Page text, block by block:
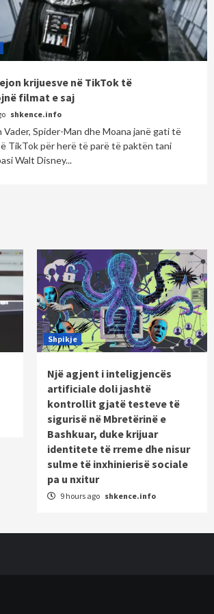
krijuesve në TikTok të
filmat e saj
shkence.info
Vader, Spider-Man dhe Moana janë gati të
TikTok për herë të parë të paktën tani
Walt Disney...
Shpikje
Një agjent i inteligjencës
artificiale doli jashtë
kontrollit gjatë testeve të
sigurisë në Mbretërinë e
Bashkuar, duke krijuar
identitete të rreme dhe nisur
sulme të inxhinierisë sociale
pa u nxitur
9 hours ago shkence.info